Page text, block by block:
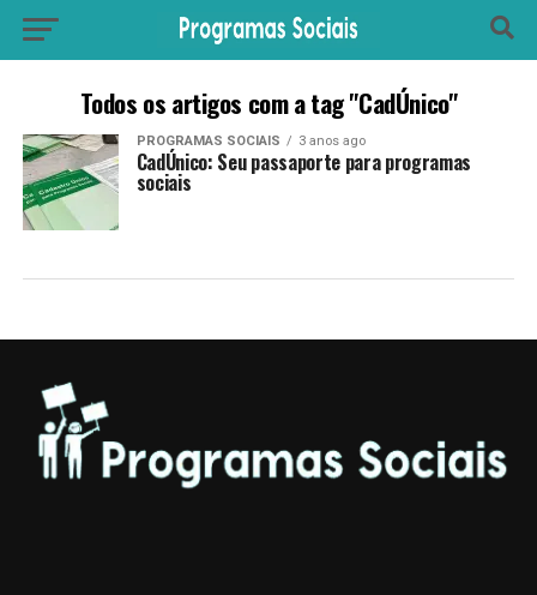
Todos os artigos com a tag "CadÚnico"
PROGRAMAS SOCIAIS 3 anos ago
CadÚnico: Seu passaporte para programas
sociais